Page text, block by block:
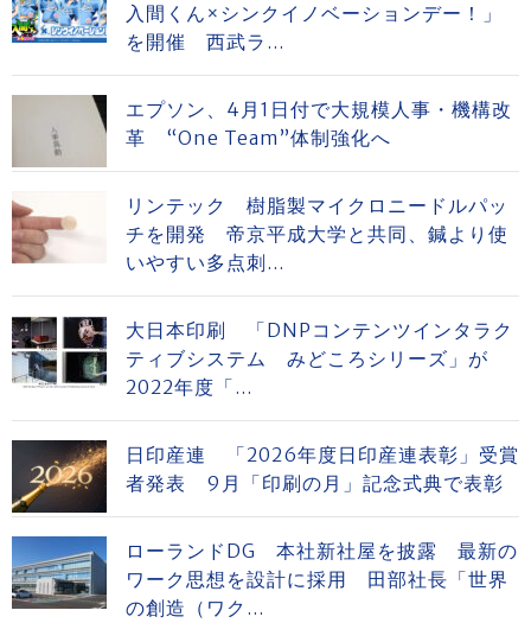
入間くん×シンクイノベーションデー！」
を開催 西武ラ...
エプソン、4月1日付で大規模人事・機構改
革 “One Team”体制強化へ
リンテック 樹脂製マイクロニードルパッ
チを開発 帝京平成大学と共同、鍼より使
いやすい多点刺...
大日本印刷 「DNPコンテンツインタラク
ティブシステム みどころシリーズ」が
2022年度「...
日印産連 「2026年度日印産連表彰」受賞
者発表 9月「印刷の月」記念式典で表彰
ローランドDG 本社新社屋を披露 最新の
ワーク思想を設計に採用 田部社長「世界
の創造（ワク...